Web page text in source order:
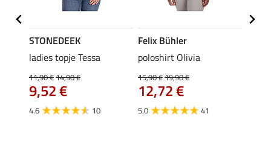
STONEDEEK
ladies topje Tessa
11,90 €14,90 €
9,52 €
4.6 10
Felix Bühler
poloshirt Olivia
15,90 €19,90 €
12,72 €
5.0 41